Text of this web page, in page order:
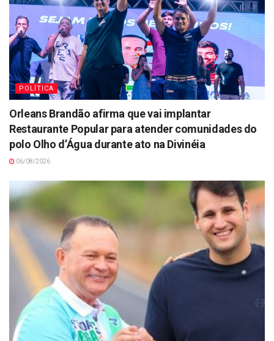
POLÍTICA
Orleans Brandão afirma que vai implantar
Restaurante Popular para atender comunidades do
polo Olho d’Água durante ato na Divinéia
06/08/2026